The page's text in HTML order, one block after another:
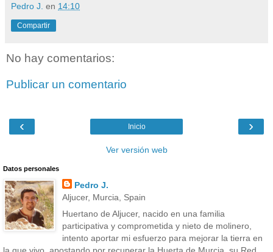
Pedro J. en 14:10
Compartir
No hay comentarios:
Publicar un comentario
‹ ›
Inicio
Ver versión web
Datos personales
Pedro J.
Aljucer, Murcia, Spain
Huertano de Aljucer, nacido en una familia
participativa y comprometida y nieto de molinero,
intento aportar mi esfuerzo para mejorar la tierra en